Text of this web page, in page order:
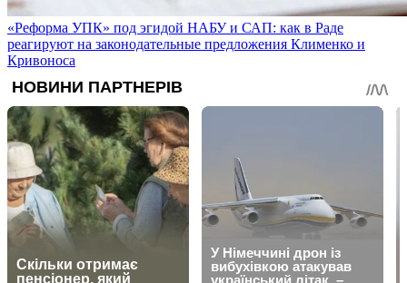
«Реформа УПК» под эгидой НАБУ и САП: как в Раде
реагируют на законодательные предложения Клименко и
Кривоноса